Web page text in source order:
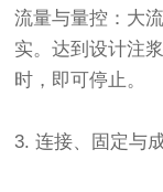
流量与量控：大
实。达到设计注
时，即可停止。
3. 连接、固定与